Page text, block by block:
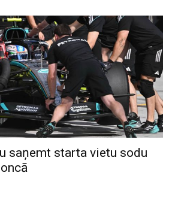
saņemt starta vietu sodu